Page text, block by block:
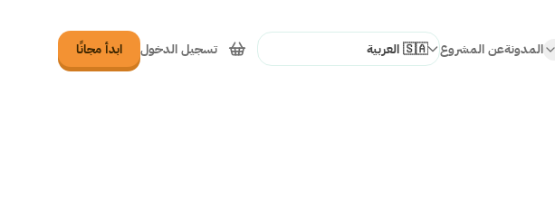
المدونةعن المشروعاختر اللغة تسجيل الدخول ابدأ مجانًا